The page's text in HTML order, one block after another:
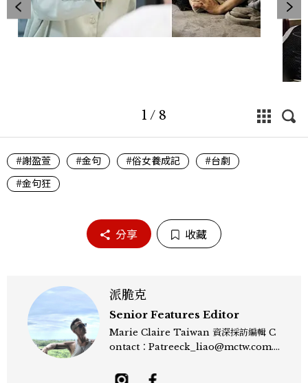
1 / 8
#謝盈萱 #金句 #俗女養成記
#台劇
#金句狂
分享 收藏
派脆克
Senior Features Editor
Marie Claire Taiwan 資深採訪編輯 C
ontact：Patreeck_liao@mctw.com.t
敏銳的觀察力與敘事能力，撰寫出兼具深度